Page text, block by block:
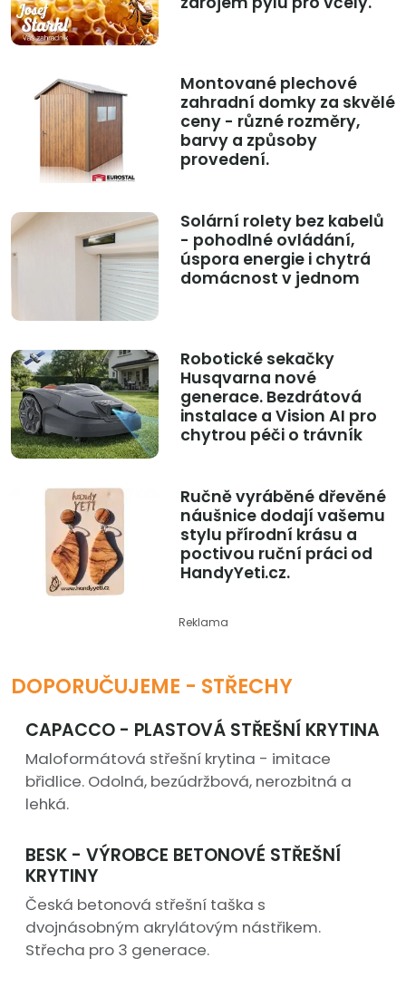
Montované plechové
zahradní domky za skvělé
ceny - různé rozměry,
barvy a způsoby
provedení.
Solární rolety bez kabelů
- pohodlné ovládání,
úspora energie i chytrá
domácnost v jednom
Robotické sekačky
Husqvarna nové
generace. Bezdrátová
instalace a Vision AI pro
chytrou péči o trávník
Ručně vyráběné dřevěné
náušnice dodají vašemu
stylu přírodní krásu a
poctivou ruční práci od
HandyYeti.cz.
Reklama
DOPORUČUJEME - STŘECHY
CAPACCO - PLASTOVÁ STŘEŠNÍ KRYTINA
Maloformátová střešní krytina - imitace
břidlice. Odolná, bezúdržbová, nerozbitná a
lehká.
BESK - VÝROBCE BETONOVÉ STŘEŠNÍ
KRYTINY
Česká betonová střešní taška s
dvojnásobným akrylátovým nástřikem.
Střecha pro 3 generace.